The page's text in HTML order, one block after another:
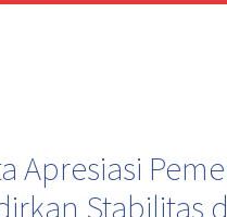
Apresiasi
Stabilitas